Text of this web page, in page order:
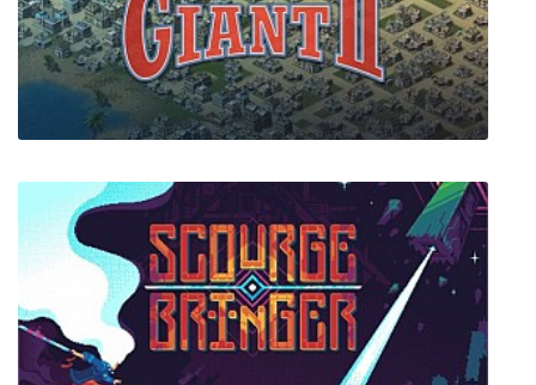
Warhammer 40,000: Battle Sister
Industry Giant 2